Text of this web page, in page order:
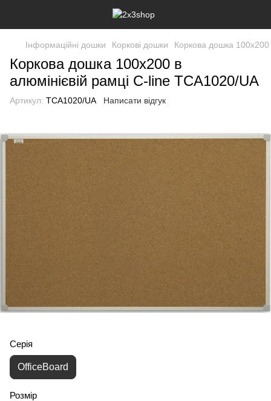
Інформаційні дошки Коркові дошки Коркова дошка 100x200
Коркова дошка 100x200 в
алюмінієвій рамці C-line TCA1020/UA
Артикул: TCA1020/UA Написати відгук
Серія
OfficeBoard
Розмір